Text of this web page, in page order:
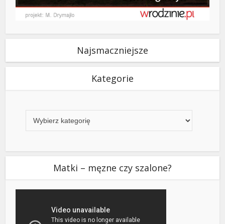
Najsmaczniejsze
Kategorie
Matki – męzne czy szalone?